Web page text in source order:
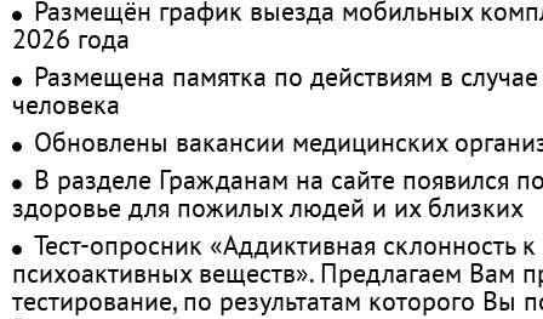
Размещён график выезда мобильных
2026 года
Размещена памятка по действиям в
человека
Обновлены вакансии медицинских
В разделе Гражданам на сайте появился
здоровье для пожилых людей и их близких
Тест-опросник «Аддиктивная склонность
психоактивных веществ». Предлагаем Вам
тестирование, по результатам которого Вы